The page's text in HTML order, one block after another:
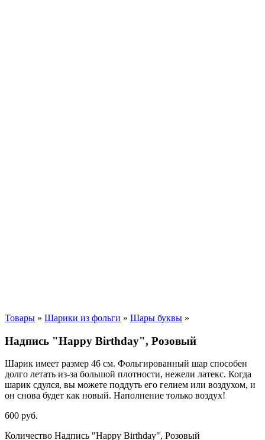
Товары » Шарики из фольги » Шары буквы »
Надпись "Happy Birthday", Розовый
Шарик имеет размер 46 см. Фольгированный шар способен
долго летать из-за большой плотности, нежели латекс. Когда
шарик сдулся, вы можете поддуть его гелием или воздухом, и
он снова будет как новый. Наполнение только воздух!
600 руб.
Количество Надпись "Happy Birthday", Розовый